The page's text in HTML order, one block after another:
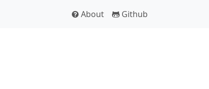
About Github